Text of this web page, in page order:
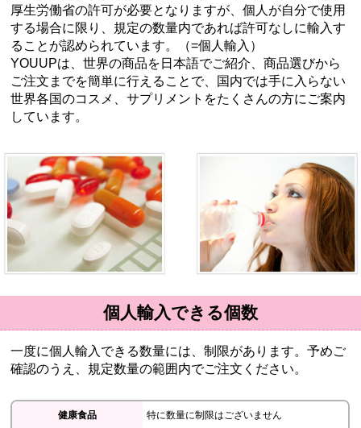
厚生労働省の許可が必要となりますが、個人が自分で使用
する場合に限り、規定の数量内であれば許可なしに輸入す
ることが認められています。（=個人輸入）
YOUUPは、世界の商品を日本語でご紹介、商品選びから
ご注文までを簡単に行えることで、国内では手に入らない
世界各国のコスメ、サプリメントをたくさんの方にご案内
しています。
個人輸入できる個数
一度に個人輸入できる数量には、制限があります。予めご
確認のうえ、規定数量の範囲内でご注文ください。
健康食品 特に数量に制限はございません